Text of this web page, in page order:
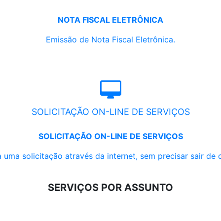
NOTA FISCAL ELETRÔNICA
Emissão de Nota Fiscal Eletrônica.
SOLICITAÇÃO ON-LINE DE SERVIÇOS
SOLICITAÇÃO ON-LINE DE SERVIÇOS
uma solicitação através da internet, sem precisar sair de
SERVIÇOS POR ASSUNTO